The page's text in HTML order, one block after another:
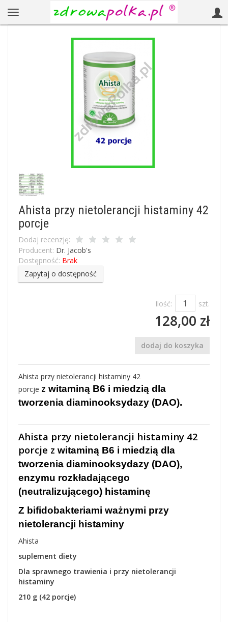
Ahista przy nietolerancji histaminy 42
porcje
Dodaj recenzję:
Producent: Dr. Jacob's
Dostępność: Brak
Zapytaj o dostępność
Ilość: szt.
128,00 zł
dodaj do koszyka
Ahista przy nietolerancji histaminy 42
porcje z witaminą B6 i miedzią dla
tworzenia diaminooksydazy (DAO).
Ahista przy nietolerancji histaminy 42
porcje z witaminą B6 i miedzią dla
tworzenia diaminooksydazy (DAO),
enzymu rozkładającego
(neutralizującego) histaminę
Z bifidobakteriami ważnymi przy
nietolerancji histaminy
Ahista
suplement diety
Dla sprawnego trawienia i przy nietolerancji
histaminy
210 g (42 porcje)